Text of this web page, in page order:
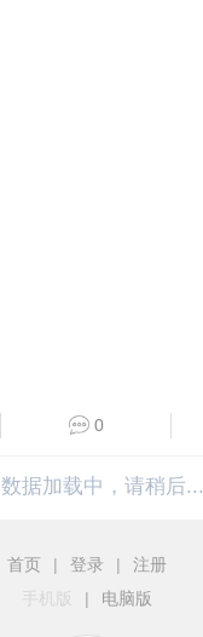
0
数据加载中，请稍后...
首页 | 登录 |
注册
手机版
| 电脑版